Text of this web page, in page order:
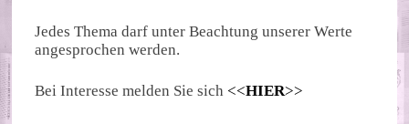
Jedes Thema darf unter Beachtung unserer Werte
angesprochen werden.
Bei Interesse melden Sie sich <<HIER>>